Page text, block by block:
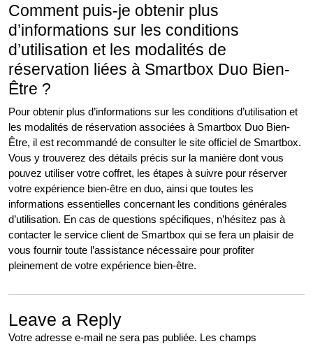
Comment puis-je obtenir plus
d’informations sur les conditions
d’utilisation et les modalités de
réservation liées à Smartbox Duo Bien-
Être ?
Pour obtenir plus d’informations sur les conditions d’utilisation et
les modalités de réservation associées à Smartbox Duo Bien-
Être, il est recommandé de consulter le site officiel de Smartbox.
Vous y trouverez des détails précis sur la manière dont vous
pouvez utiliser votre coffret, les étapes à suivre pour réserver
votre expérience bien-être en duo, ainsi que toutes les
informations essentielles concernant les conditions générales
d’utilisation. En cas de questions spécifiques, n’hésitez pas à
contacter le service client de Smartbox qui se fera un plaisir de
vous fournir toute l’assistance nécessaire pour profiter
pleinement de votre expérience bien-être.
Leave a Reply
Votre adresse e-mail ne sera pas publiée. Les champs